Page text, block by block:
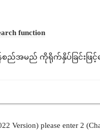
function
န်စည်အမည် ကိုရိုက်နှိပ်ခြင်းဖြ
Version) please enter 2